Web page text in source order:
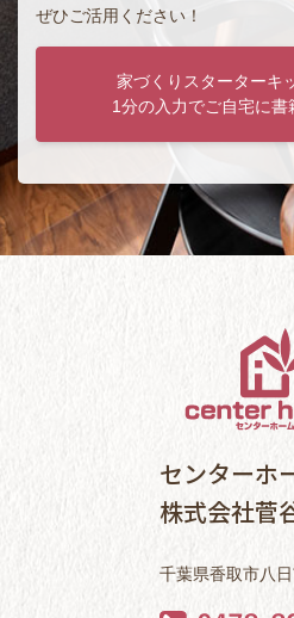
ぜひご活用ください！
家づくりスターターキ
1分の入力でご自宅に書
センターホ
株式会社菅
千葉県香取市八